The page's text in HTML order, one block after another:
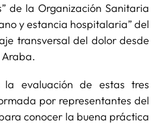
de la Organización Sanitaria
y estancia hospitalaria” del
transversal del dolor desde
Araba.
la evaluación de estas tres
por representantes del
conocer la buena práctica